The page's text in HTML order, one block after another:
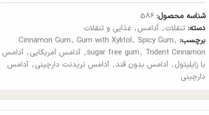
شناسه محصول:586
دسته: تنقلات, آدامس, غذایی و تنقلات
برچسب:
Cinnamon Gum, Gum with Xylitol, Spicy Gum,
sugar free gum, Trident Cinnamon
, آدامس آمریکایی, آدامس
با زایلیتول, آدامس بدون قند, آدامس تریدنت دارچینی, آدامس
دارچینی